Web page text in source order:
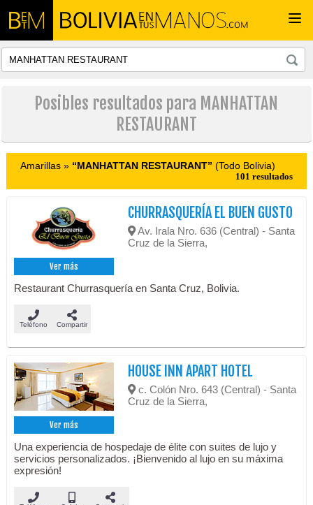
Posibles resultados para MANHATTAN
RESTAURANT
Amarillas » “MANHATTAN RESTAURANT” (Todo Bolivia)
101 resultados
Ver más
CHURRASQUERÍA EL BUEN GUSTO
Av. Irala Nro. 636 (Central) - Santa
Cruz de la Sierra,
Restaurant Churrasquería en Santa Cruz, Bolivia.
Teléfono Compartir
Ver más
HOUSE INN APART HOTEL
c. Colón Nro. 643 (Central) - Santa
Cruz de la Sierra,
Una experiencia de hospedaje de élite con suites de lujo y
servicios personalizados. ¡Bienvenido al lujo en su máxima
expresión!